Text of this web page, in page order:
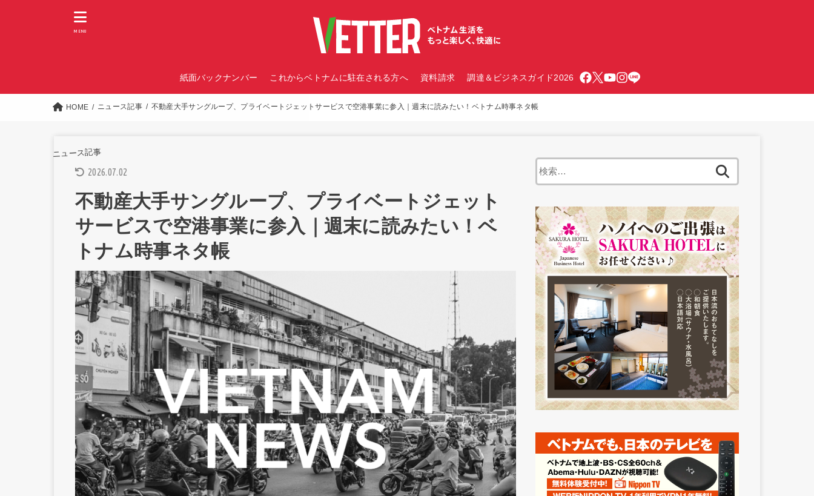
紙面バックナンバー これからベトナムに駐在される方へ 資料請求 調達＆ビジネスガイド2026
MENU
HOME ニュース記事 不動産大手サングループ、プライベートジェットサービスで空港事業に参入｜週末に読みたい！ベトナム時事ネタ帳
ニュース記事
2026.07.02
不動産大手サングループ、プライベートジェット
サービスで空港事業に参入｜週末に読みたい！ベ
トナム時事ネタ帳